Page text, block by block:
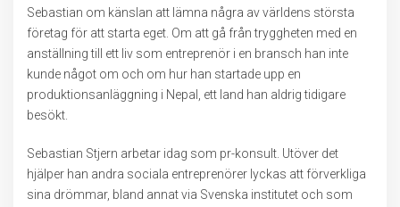
Sebastian om känslan att lämna några av världens största
företag för att starta eget. Om att gå från tryggheten med en
anställning till ett liv som entreprenör i en bransch han inte
kunde något om och om hur han startade upp en
produktionsanläggning i Nepal, ett land han aldrig tidigare
besökt.
Sebastian Stjern arbetar idag som pr-konsult. Utöver det
hjälper han andra sociala entreprenörer lyckas att förverkliga
sina drömmar, bland annat via Svenska institutet och som